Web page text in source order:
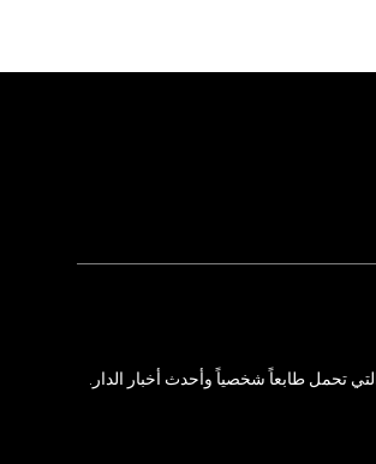
تحمل طابعاً شخصياً وأحدث أخبار الدار.